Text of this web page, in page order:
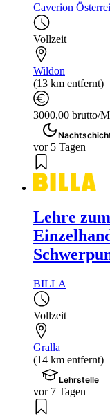
Caverion
Vollzeit
Wildon
(13 km entfernt)
3000,00 brutto/
vor 5 Tagen
Lehre
BILLA
Vollzeit
Gralla
(14 km entfernt)
Lehrstelle
vor 7 Tagen